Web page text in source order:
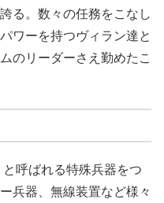
る。数々の任務をこなし
ワーを持つヴィラン達と
のリーダーさえ勤めたこ
と呼ばれる特殊兵器をつ
兵器、無線装置など様々